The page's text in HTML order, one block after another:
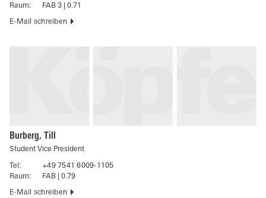
Raum:
FAB 3 | 0.71
E-Mail schreiben
Burberg, Till
Student Vice President
Tel:
+49 7541 6009-1105
Raum:
FAB | 0.79
E-Mail schreiben